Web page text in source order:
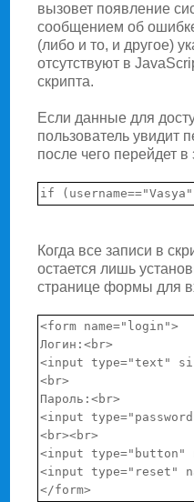
вызовет появление
сообщением об
(либо и то, и другое)
отсутствуют в
скрипта.
Если данные для
пользователь увидит
после чего перейдет
Когда все записи в
остается лишь
странице формы для
<form name="login">
Логин:<br>
<input type="text"
<br>
Пароль:<br>
<input
<br><br>
<input type="button"
<input type="reset"